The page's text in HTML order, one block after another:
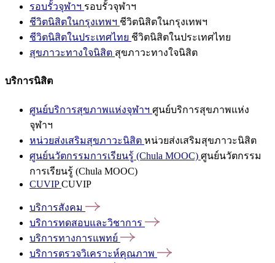
รอบรั้วจุฬาฯ รอบรั้วจุฬาฯ
ชีวิตนิสิตในกรุงเทพฯ ชีวิตนิสิตในกรุงเทพฯ
ชีวิตนิสิตในประเทศไทย ชีวิตนิสิตในประเทศไทย
สุขภาวะทางใจนิสิต สุขภาวะทางใจนิสิต
บริการนิสิต
ศูนย์บริการสุขภาพแห่งจุฬาฯ ศูนย์บริการสุขภาพแห่ง
จุฬาฯ
หน่วยส่งเสริมสุขภาวะนิสิต หน่วยส่งเสริมสุขภาวะนิสิต
ศูนย์นวัตกรรมการเรียนรู้ (Chula MOOC) ศูนย์นวัตกรรม
การเรียนรู้ (Chula MOOC)
CUVIPCUVIP
บริการสังคม
บริการทดสอบและวิชาการ
บริการทางการแพทย์
บริการตรวจวิเคราะห์คุณภาพ